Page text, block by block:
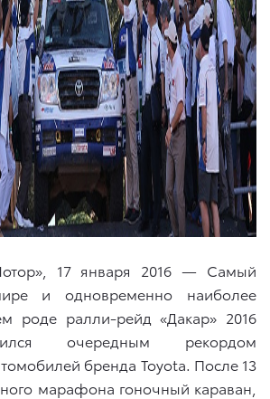
17 января 2016 — Самый
и одновременно наиболее
роде ралли-рейд «Дакар» 2016
очередным рекордом
бренда Toyota. После 13
марафона гоночный караван,